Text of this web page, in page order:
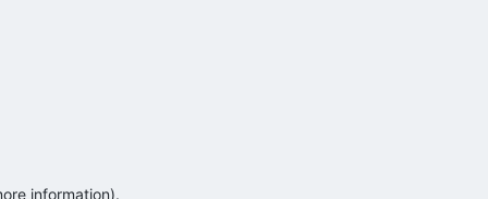
information).